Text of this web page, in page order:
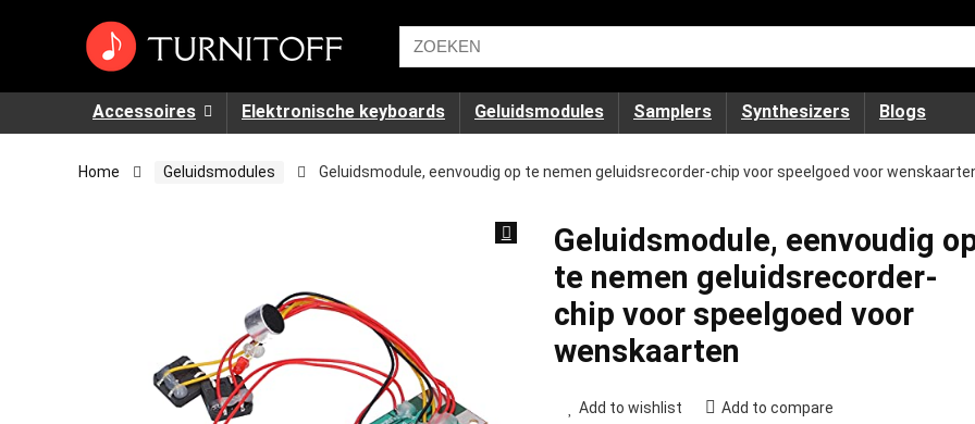
Accessoires Elektronische keyboards Geluidsmodules Samplers Synthesizers Blogs
Home Geluidsmodules Geluidsmodule, eenvoudig op te nemen geluidsrecorder-chip voor speelgoed voor
Geluidsmodule, eenvoudig
te nemen geluidsrecorder-
chip voor speelgoed voor
wenskaarten
Add to wishlist Add to compare